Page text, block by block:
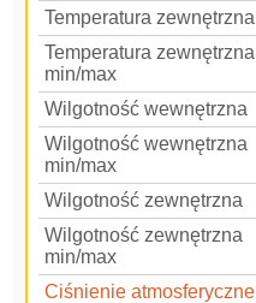
Temperatura zewnętrzna
Temperatura zewnętrzna
min/max
Wilgotność wewnętrzna
Wilgotność wewnętrzna
min/max
Wilgotność zewnętrzna
Wilgotność zewnętrzna
min/max
Ciśnienie atmosferyczne